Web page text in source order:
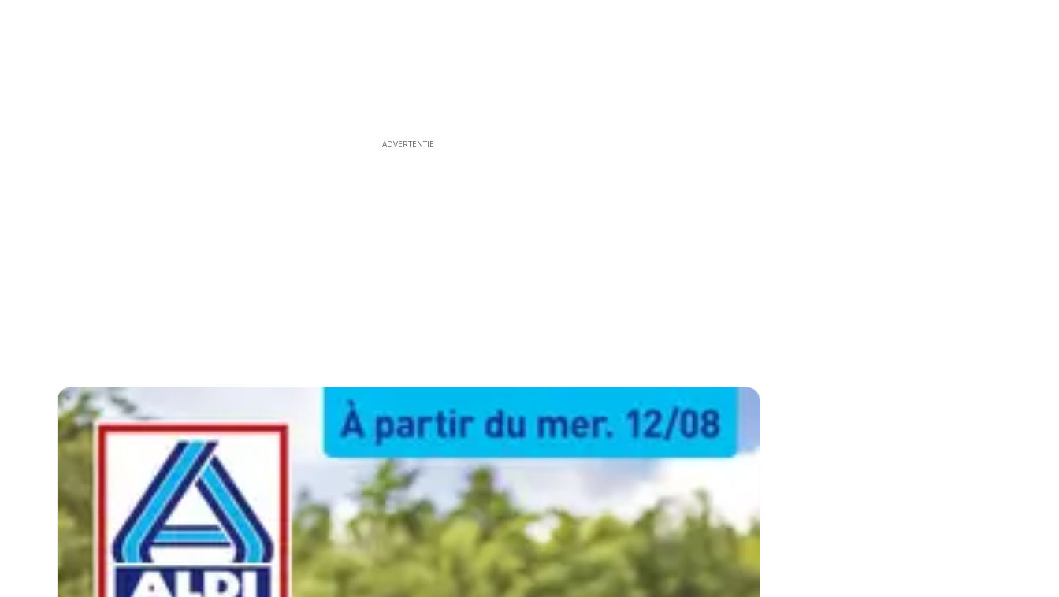
ADVERTENTIE